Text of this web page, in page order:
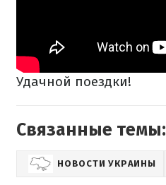
Удачной поездки!
Связанные темы:
НОВОСТИ УКРАИНЫ